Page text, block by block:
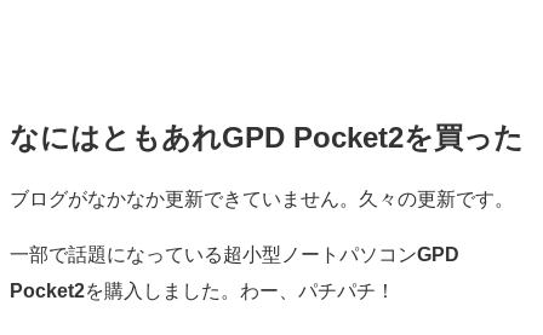
なにはともあれGPD Pocket2を買った
標
ブログがなかなか更新できていません。久々の更新です。
一部で話題になっている超小型ノートパソコンGPD
Pocket2を購入しました。わー、パチパチ！